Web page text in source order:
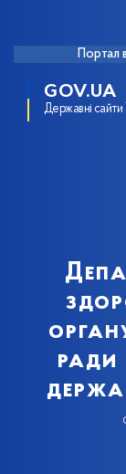
Портал
GOV.UA
Державні сайти
ради